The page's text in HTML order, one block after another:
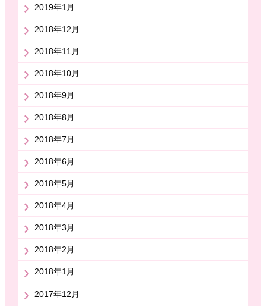
2019年1月
2018年12月
2018年11月
2018年10月
2018年9月
2018年8月
2018年7月
2018年6月
2018年5月
2018年4月
2018年3月
2018年2月
2018年1月
2017年12月